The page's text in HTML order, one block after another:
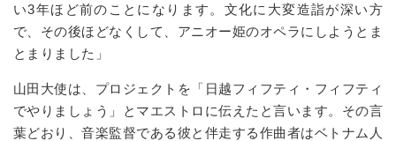
い3年ほど前のことになります。文化に大変造詣が深い方
で、その後ほどなくして、アニオー姫のオペラにしようとま
とまりました」
山田大使は、プロジェクトを「日越フィフティ・フィフティ
でやりましょう」とマエストロに伝えたと言います。その言
葉どおり、音楽監督である彼と伴走する作曲者はベトナム人